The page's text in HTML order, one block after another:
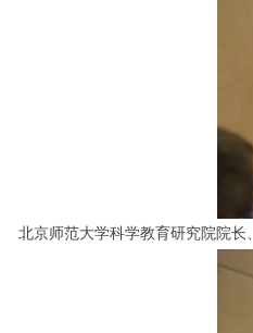
北京师范大学科学教育研究院院